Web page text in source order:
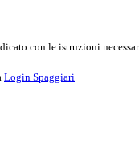
con le istruzioni
Login Spaggiari